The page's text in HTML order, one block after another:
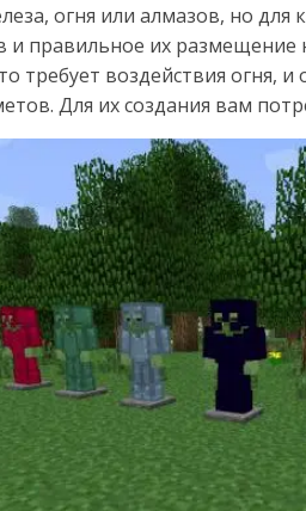
огня или алмазов, но
и правильное их размещение
требует воздействия огня,
Для их создания вам